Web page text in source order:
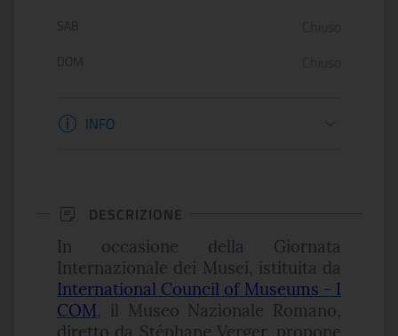
SAB
DOM
Informazioni apertura
INFO
DESCRIZIONE
In occasione della Giornata
Internazionale dei Musei, istituita da
International Council of Museums - I
COM, il Museo Nazionale Romano,
diretto da Stéphane Verger, propone